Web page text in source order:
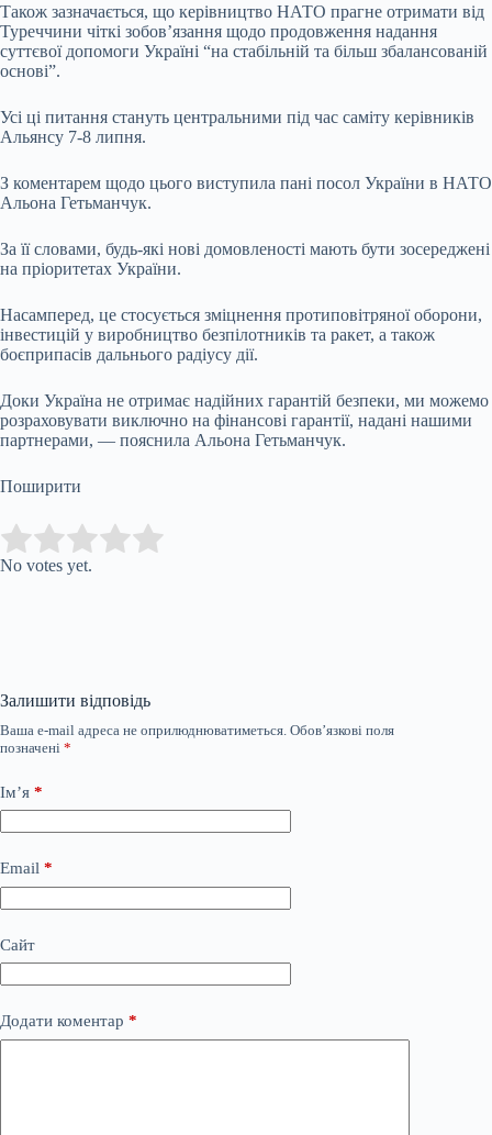
Також зазначається, що керівництво НАТО прагне отримати від
Туреччини чіткі зобов’язання щодо продовження надання
суттєвої допомоги Україні “на стабільній та більш збалансованій
основі”.
Усі ці питання стануть центральними під час саміту керівників
Альянсу 7-8 липня.
З коментарем щодо цього виступила пані посол України в НАТО
Альона Гетьманчук.
За її словами, будь-які нові домовленості мають бути зосереджені
на пріоритетах України.
Насамперед, це стосується зміцнення протиповітряної оборони,
інвестицій у виробництво безпілотників та ракет, а також
боєприпасів дальнього радіусу дії.
Доки Україна не отримає надійних гарантій безпеки, ми можемо
розраховувати виключно на фінансові гарантії, надані нашими
партнерами, — пояснила Альона Гетьманчук.
Поширити
Rate this item:
No votes yet.
Залишити відповідь
Ваша e-mail адреса не оприлюднюватиметься. Обов’язкові поля
позначені *
Ім’я *
Email *
Сайт
Додати коментар *